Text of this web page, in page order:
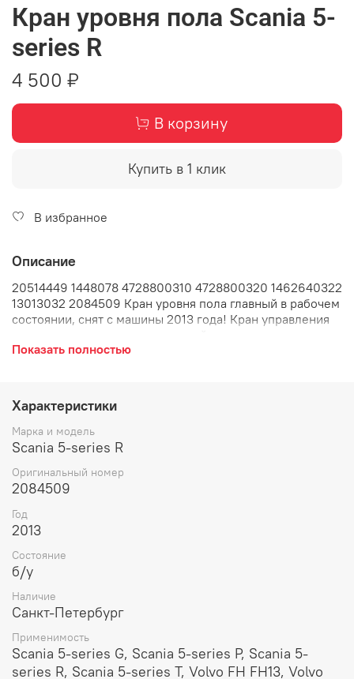
Кран уровня пола Scania 5-
series R
4 500 ₽
В корзину
Купить в 1 клик
В избранное
Описание
20514449 1448078 4728800310 4728800320 1462640322
13013032 2084509 Кран уровня пола главный в рабочем
состоянии, снят с машины 2013 года! Кран управления
ведущего моста, блок электромагнитных клапанов,
Показать полностью
Характеристики
Марка и модель
Scania 5-series R
Оригинальный номер
2084509
Год
2013
Состояние
б/у
Наличие
Санкт-Петербург
Применимость
Scania 5-series G, Scania 5-series P, Scania 5-
series R, Scania 5-series T, Volvo FH FH13, Volvo